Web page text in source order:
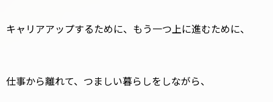
キャリアアップするために、もう一つ上に進むために、
仕事から離れて、つましい暮らしをしながら、